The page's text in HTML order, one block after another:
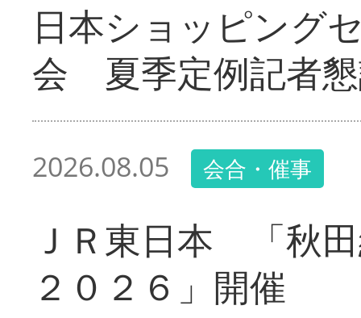
日本ショッピング
会 夏季定例記者
2026.08.05 会合・催事
ＪＲ東日本 「秋
２０２６」開催